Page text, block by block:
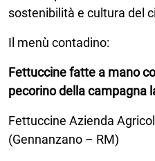
sostenibilità e cultura del
Il menù contadino:
Fettuccine fatte a mano
pecorino della campagna
Fettuccine Azienda
(Gennanzano – RM)